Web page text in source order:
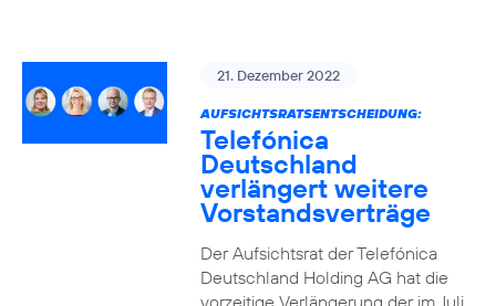
21. Dezember 2022
AUFSICHTSRATSENTSCHEIDUNG:
Telefónica
Deutschland
verlängert weitere
Vorstandsverträge
Der Aufsichtsrat der Telefónica
Deutschland Holding AG hat die
vorzeitige Verlängerung der im Juli